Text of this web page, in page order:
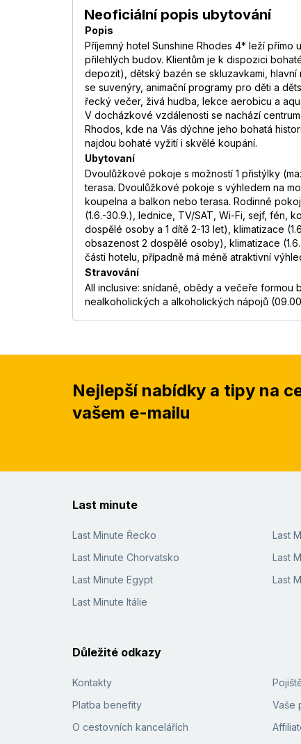
Martina , pobyt s rodinou září 2018
Celkově jsme byli velmi spokojeni, ubytování
příliš nevadilo, jezdili jsme po výletech a
František, pobyt s rodinou červenec 2018
Hotel Sunshine doporučuji především
aktivity a vystoupení, velká koncentrace
na lehátku přes den určitě nenechají. Kdo ale
soutěží nebo cvičení, navazuje nové
Petr pobyt s rodinou
— Číst více
Roman, pobyt s partnerem/kou červen
Všetko bolo úplne perfektné, strava bola
plné plávajúcich rastlín, vstup do mora
zaujímavé animačné programy.
Ludmila, pobyt s rodinou
—
Hotel velice doporučuji, byla jsem v něm již
Lucie, pobyt s partnerem/kou
Hotel byl nad očekávání příjemný, není nic
lehátku s dobrou lahvinkou zakoupeného
Iva, pobyt s přáteli
umožnili zaparkování auta v Praze u letiště.
Neoficiální popis ubytování
Popis
Příjemný hotel Sunshine Rhodes 4* leží
přilehlých budov. Klientům je k dispozici
depozit), dětský bazén se skluzavkami,
se suvenýry, animační programy pro děti a
řecký večer, živá hudba, lekce aerobicu a
V docházkové vzdálenosti se nachází
Rhodos, kde na Vás dýchne jeho bohatá
najdou bohaté vyžití i skvělé koupání.
Ubytovaní
Dvoulůžkové pokoje s možností 1 přistýlky
terasa. Dvoulůžkové pokoje s výhledem na
koupelna a balkon nebo terasa. Rodinné
(1.6.-30.9.), lednice, TV/SAT, Wi-Fi, sejf, fén,
dospělé osoby a 1 dítě 2-13 let), klimatizace
obsazenost 2 dospělé osoby), klimatizace
části hotelu, případně má méně atraktivní
Stravování
All inclusive: snídaně, obědy a večeře formou
nealkoholických a alkoholických nápojů
Nejlepší nabídky a tipy na
vašem e-mailu
Last minute
Last Minute Řecko
Last Minute Chorvatsko
Last Minute Egypt
Last Minute Itálie
Last
Last
Last
Důležité odkazy
Kontakty
Platba benefity
O cestovních kancelářích
Vaše